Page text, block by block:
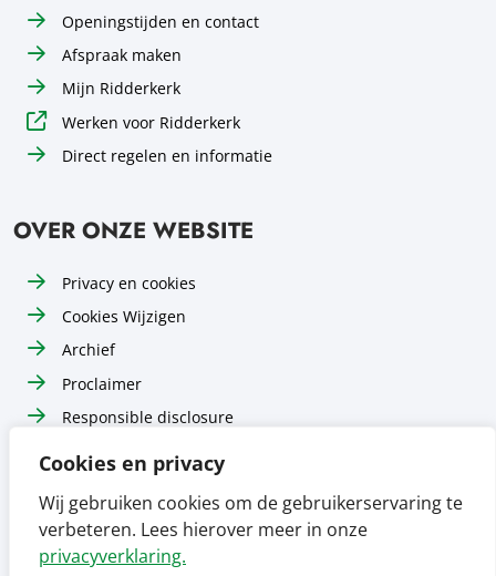
Cookies en privacy
Wij gebruiken cookies om de gebruikerservaring te
verbeteren. Lees hierover meer in onze
privacyverklaring.
Openingstijden en contact
Afspraak maken
Mijn Ridderkerk
Werken voor Ridderkerk
Direct regelen en informatie
OVER ONZE WEBSITE
Privacy en cookies
Cookies Wijzigen
Archief
Proclaimer
Responsible disclosure
Toegankelijkheid
Volg ons op
Instagram Volg ons op
LinkedIn